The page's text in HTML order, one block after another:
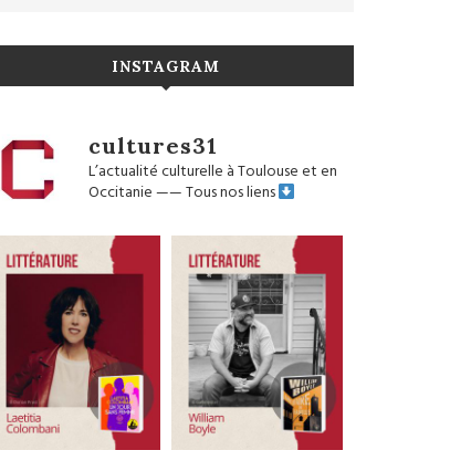
INSTAGRAM
cultures31
L’actualité culturelle à Toulouse et en
Occitanie——Tous nos liens